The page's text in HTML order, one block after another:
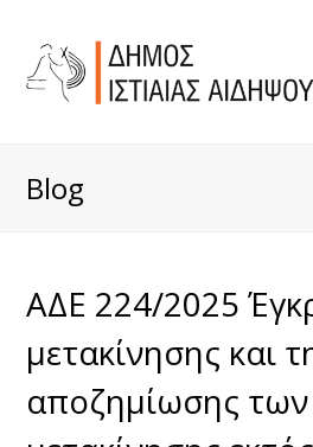
Blog
ΑΔΕ 224/2025
μετακίνησης και
αποζημίωσης